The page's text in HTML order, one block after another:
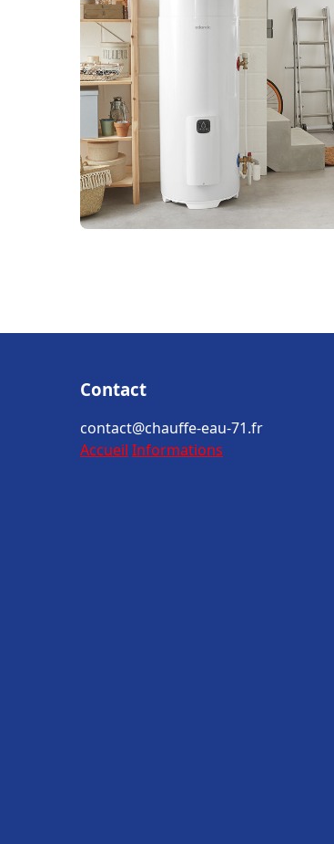
Contact
contact@chauffe-eau-71.fr
Accueil Informations